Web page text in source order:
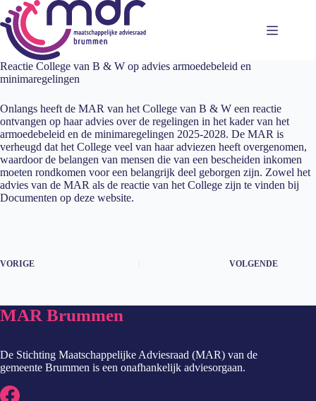
naar
de
inhoud
Reactie College van B & W op advies armoedebeleid en
minimaregelingen
Onlangs heeft de MAR van het College van B & W een reactie
ontvangen op haar advies over de regelingen in het kader van het
armoedebeleid en de minimaregelingen 2025-2028. De MAR is
verheugd dat het College veel van haar adviezen heeft overgenomen,
waardoor de belangen van mensen die van een bescheiden inkomen
moeten rondkomen voor een belangrijk deel geborgen zijn. Zowel het
advies van de MAR als de reactie van het College zijn te vinden bij
Documenten op deze website.
VORIGE VOLGENDE
MAR Brummen
De Stichting Maatschappelijke Adviesraad (MAR) van de
gemeente Brummen is een onafhankelijk adviesorgaan.